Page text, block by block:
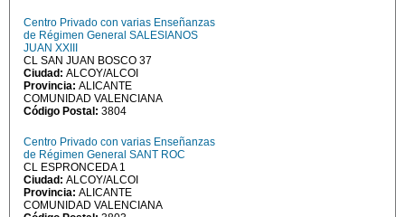
Centro Privado con varias Enseñanzas
de Régimen General SALESIANOS
JUAN XXIII
CL SAN JUAN BOSCO 37
Ciudad: ALCOY/ALCOI
Provincia: ALICANTE
COMUNIDAD VALENCIANA
Código Postal: 3804
Centro Privado con varias Enseñanzas
de Régimen General SANT ROC
CL ESPRONCEDA 1
Ciudad: ALCOY/ALCOI
Provincia: ALICANTE
COMUNIDAD VALENCIANA